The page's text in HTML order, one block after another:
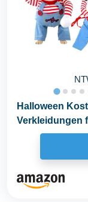
Halloween
Verkleidungen
Kostüm...